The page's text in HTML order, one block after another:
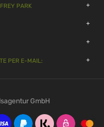
PARK
PER E-MAIL:
GmbH